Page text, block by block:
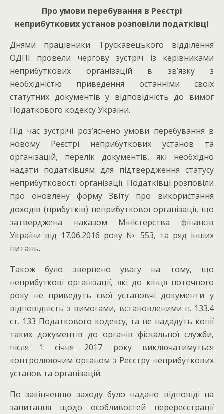
Про умови перебування в Реєстрі
неприбуткових установ розповіли податківці
Днями працівники Трускавецького відділення
ОДПІ провели чергову зустріч із керівниками
неприбуткових організацій в зв’язку з
необхідністю приведення останніми своїх
статутних документів у відповідність до вимог
Податкового кодексу України.
Під час зустрічі роз’яснено умови перебування в
новому Реєстрі неприбуткових установ та
організацій, перелік документів, які необхідно
надати податківцям для підтвердження статусу
неприбутковості організації. Податківці розповіли
про оновлену форму Звіту про використання
доходів (прибутків) неприбуткової організації, що
затверджена наказом Міністерства фінансів
України від 17.06.2016 року № 553, та ряд інших
питань.
Також було звернено увагу на тому, що
неприбуткові організації, які до кінця поточного
року не приведуть свої установчі документи у
відповідність з вимогами, встановленими п. 133.4
ст. 133 Податкового кодексу, та не нададуть копії
таких документів до органів фіскальної служби,
після 1 січня 2017 року виключатимуться
контролюючим органом з Реєстру неприбуткових
установ та організацій.
По закінченню заходу було надано відповіді на
запитання щодо особливостей перереєстрації